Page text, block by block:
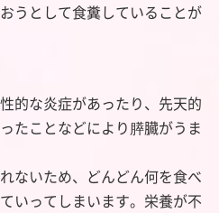
うとして食糞していることが
的な炎症があったり、先天的
たことなどにより膵臓がうま
ないため、どんどん何を食べ
いってしまいます。栄養が不